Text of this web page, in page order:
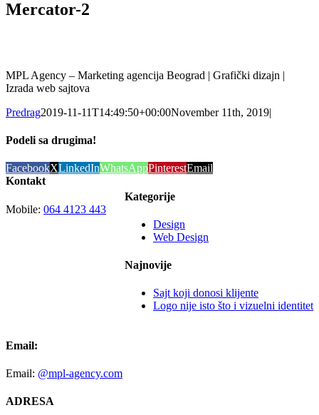
Mercator-2
MPL Agency – Marketing agencija Beograd | Grafički dizajn |
Izrada web sajtova
Predrag2019-11-11T14:49:50+00:00November 11th, 2019|
Podeli sa drugima!
FacebookXLinkedInWhatsAppPinterestEmail
Kategorije
Design
Web Design
Najnovije
Sajt koji donosi klijente
Logo nije isto što i vizuelni identitet
Kontakt
Mobile: 064 4123 443
Email:
Email: @mpl-agency.com
ADRESA